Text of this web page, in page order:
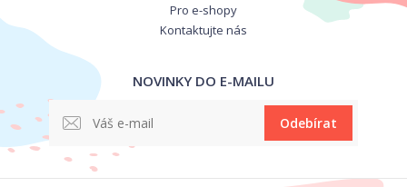
Pro e-shopy
Kontaktujte nás
NOVINKY DO E-MAILU
Odebírat